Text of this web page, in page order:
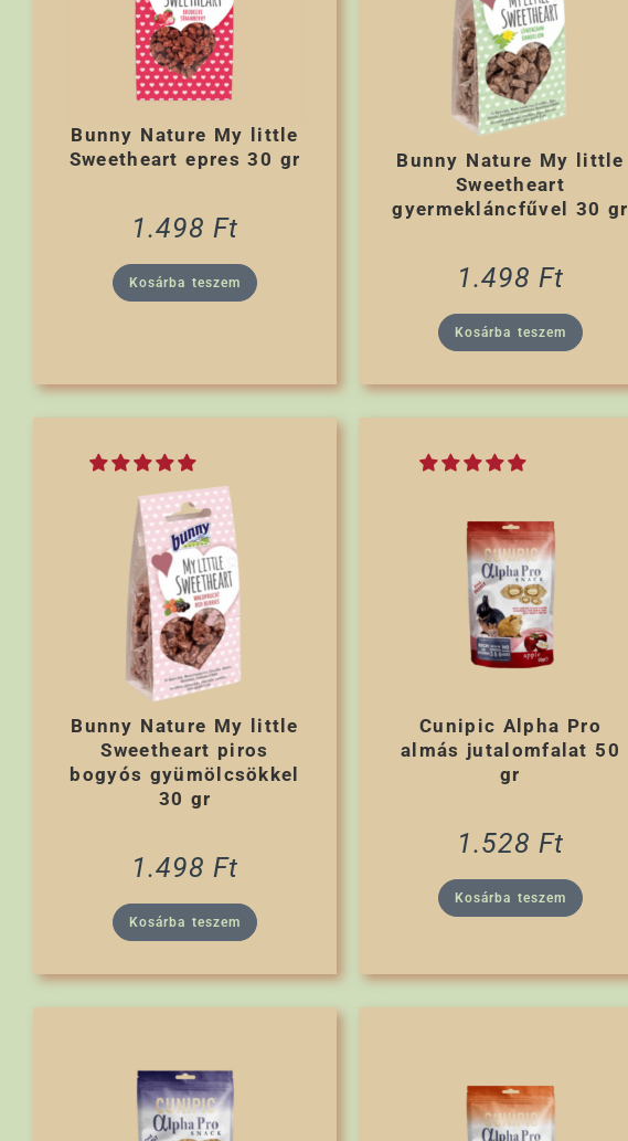
Bunny Nature My little
Sweetheart epres 30 gr
1.498 Ft
Kosárba teszem
Bunny Nature My little
Sweetheart
gyermekláncfűvel 30 gr
1.498 Ft
Kosárba teszem
Bunny Nature My little
Sweetheart piros
bogyós gyümölcsökkel
30 gr
1.498 Ft
Kosárba teszem
Cunipic Alpha Pro
almás jutalomfalat 50
gr
1.528 Ft
Kosárba teszem